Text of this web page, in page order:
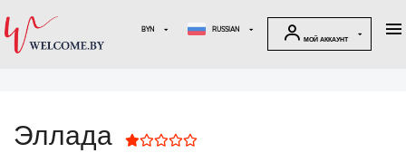
BYN
RUSSIAN
МОЙ АККАУНТ
Эллада